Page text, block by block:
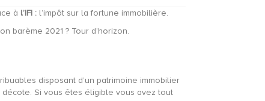
à l’IFI : l’impôt sur la fortune immobilière.
barème 2021 ? Tour d’horizon.
disposant d’un patrimoine immobilier
Si vous êtes éligible vous avez tout